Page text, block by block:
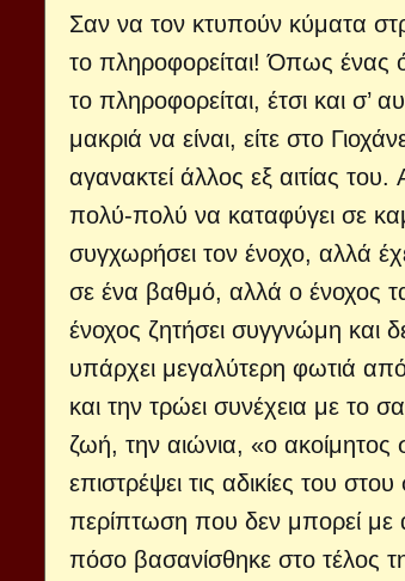
Σαν να τον κτυπούν κύματα
το πληροφορείται! Όπως ένας
το πληροφορείται, έτσι και
μακριά να είναι, είτε στο
αγανακτεί άλλος εξ αιτίας
πολύ-πολύ να καταφύγει σε
συγχωρήσει τον ένοχο, αλλά
σε ένα βαθμό, αλλά ο ένοχος
ένοχος ζητήσει συγγνώμη και
υπάρχει μεγαλύτερη φωτιά
και την τρώει συνέχεια με το
ζωή, την αιώνια, «ο
επιστρέψει τις αδικίες του
περίπτωση που δεν μπορεί με
πόσο βασανίσθηκε στο τέλος